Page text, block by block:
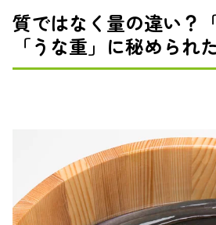
質ではなく量の違い？
「うな重」に秘められ